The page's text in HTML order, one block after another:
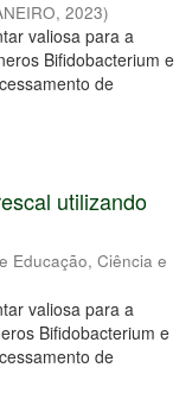
, 2023)
valiosa para a
Bifidobacterium e
de
utilizando
Educação, Ciência e
valiosa para a
Bifidobacterium e
de